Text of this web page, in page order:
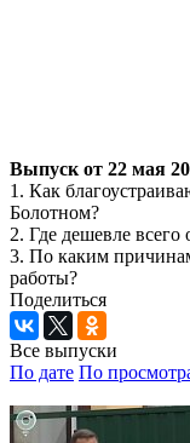
Выпуск от 22 мая
1. Как
Болотном?
2. Где дешевле
3. По каким
работы?
Поделиться
Все выпуски
По дате По